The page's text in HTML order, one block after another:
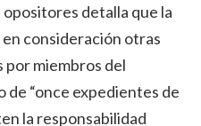
detalla que la
consideración otras
por miembros del
de “once expedientes de
la responsabilidad